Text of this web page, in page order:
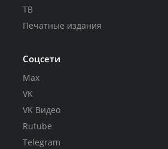
ТВ
Печатные издания
Соцсети
Max
VK
VK Видео
Rutube
Telegram